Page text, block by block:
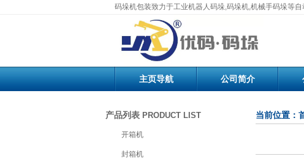
码垛机包装致力于工业机器人码垛,码垛机,机械手码垛等自
主页导航 公司简介
产品列表 PRODUCT LIST
开箱机
封箱机
当前位置：